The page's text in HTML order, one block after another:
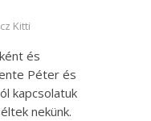
Kitti
és
Péter és
kapcsolatuk
nekünk.